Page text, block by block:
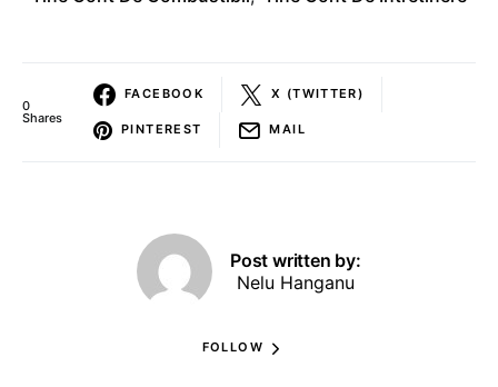
0
Shares
FACEBOOK X (TWITTER)
PINTEREST MAIL
Post written by:
Nelu Hanganu
FOLLOW